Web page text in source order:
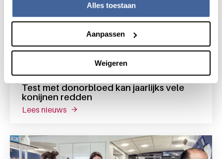
Alles toestaan
Aanpassen
Weigeren
Test met donorbloed kan jaarlijks vele
konijnen redden
lees nieuws over test met donorbloed kan jaarlijks